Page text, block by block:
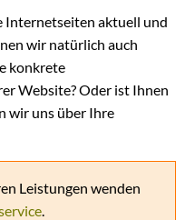
Internetseiten aktuell und
wir natürlich auch
konkrete
Website? Oder ist Ihnen
wir uns über Ihre
Leistungen wenden
.